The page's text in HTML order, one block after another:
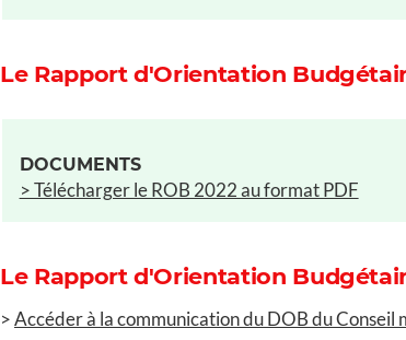
Le Rapport d'Orientation
DOCUMENTS
> Télécharger le ROB 2022 au format PDF
Le Rapport d'Orientation
>Accéder à la communication du DOB du